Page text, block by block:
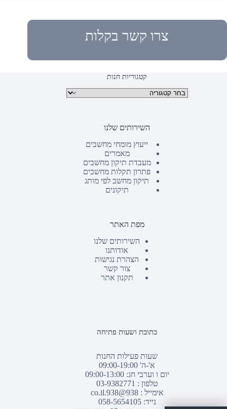
צרו קשר בקלות
קטגוריות חנות
קטגוריות מוצרים
השירותים שלנו
ייעוץ מומחי מחשבים
מאמרים
מעבדת תיקון מחשבים
פתרון תקלות מחשבים
תיקון מחשב לפי מותג
תיקונים
מפת האתר
השירותים שלנו
אודותנו
הצהרת נגישות
צור קשר
תקנון אתר
כתובת ושעות פתיחה
שעות פעילות החנות
א'-ה' 09:00-19:00
יום ו וערבי חג: 09:00-13:00
טלפון : 03-9382771
אימייל :938@938.co.il
נייד: 058-5654105